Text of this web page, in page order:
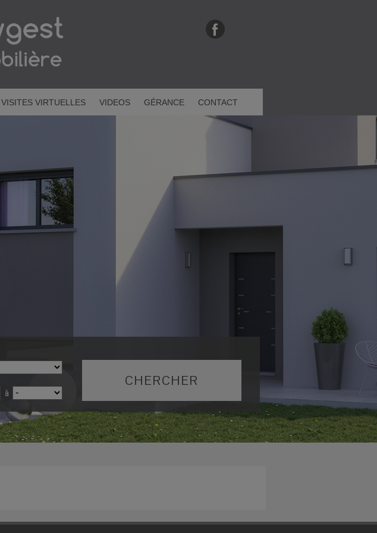
VISITES VIRTUELLES VIDEOS GÉRANCE CONTACT
à